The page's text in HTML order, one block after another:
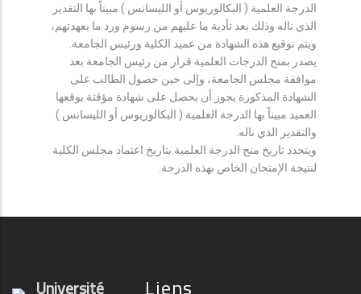
الدرجة العلمية ( البكالوريوس أو الليسانس ) مبيناً بها التقدير
الذي ناله وذلك بعد تأدية ما عليهم من رسوم ورد ما بعهدتهم،
ويتم توقيع هذه الشهادة من عميد الكلية ورئيس الجامعة.
يصدر بمنح الدرجات العلمية قرار من رئيس الجامعة بعد
موافقة مجلس الجامعة، وإلى حين حصول الطالب على
الشهادة المذكورة يجوز أن يحصل على شهادة مؤقتة يوقعها
العميد مبيناً بها الدرجة العلمية ( البكالوريوس أو الليسانس )
والتقدير الذي ناله.
ويتحدد تاريخ منح الدرجة العلمية بتاريخ اعتماد مجلس الكلية
لنتيجة الإمتحان الخاص بهذه الدرجة.
Université